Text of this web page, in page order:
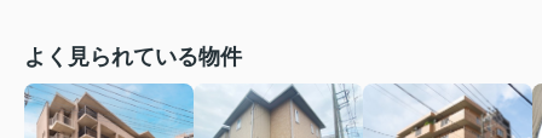
よく見られている物件